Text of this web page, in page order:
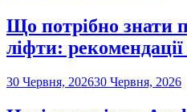
Що потрібно знати
ліфти:
30 Червня, 202630 Червня, 2026